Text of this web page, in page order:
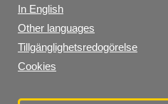
In English
Other languages
Tillgänglighetsredogörelse
Cookies